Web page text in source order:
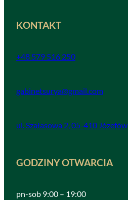
KONTAKT
+48 579 516 250
gabinetsurya@gmail.com
ul. Szałasowa 2, 05-410 Józefów
GODZINY OTWARCIA
pn-sob 9:00 – 19:00